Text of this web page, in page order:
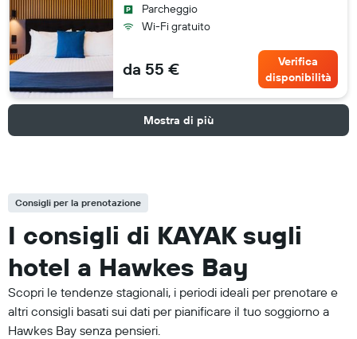
Parcheggio
Wi-Fi gratuito
da 55 €
Verifica
disponibilità
Mostra di più
Consigli per la prenotazione
I consigli di KAYAK sugli
hotel a Hawkes Bay
Scopri le tendenze stagionali, i periodi ideali per prenotare e
altri consigli basati sui dati per pianificare il tuo soggiorno a
Hawkes Bay senza pensieri.